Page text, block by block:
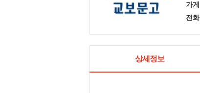
가
전
상세정보